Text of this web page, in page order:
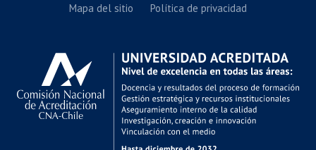
Mapa del sitio Política de privacidad